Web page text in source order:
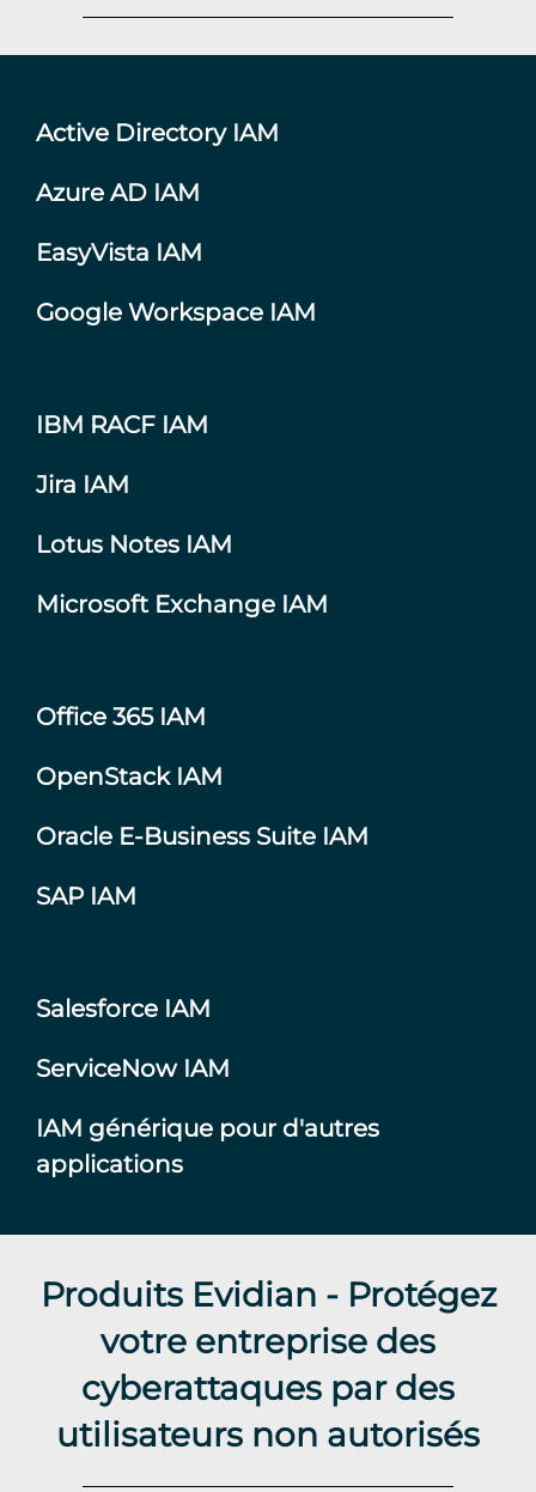
Active Directory IAM
Azure AD IAM
EasyVista IAM
Google Workspace IAM
IBM RACF IAM
Jira IAM
Lotus Notes IAM
Microsoft Exchange IAM
Office 365 IAM
OpenStack IAM
Oracle E-Business Suite IAM
SAP IAM
Salesforce IAM
ServiceNow IAM
IAM générique pour d'autres
applications
Produits Evidian - Protégez
votre entreprise des
cyberattaques par des
utilisateurs non autorisés